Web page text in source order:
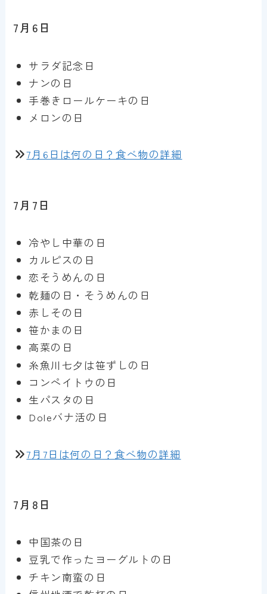
7月6日
サラダ記念日
ナンの日
手巻きロールケーキの日
メロンの日
7月6日は何の日？食べ物の詳細
7月7日
冷やし中華の日
カルピスの日
恋そうめんの日
乾麺の日・そうめんの日
赤しその日
笹かまの日
高菜の日
糸魚川七夕は笹ずしの日
コンペイトウの日
生パスタの日
Doleバナ活の日
7月7日は何の日？食べ物の詳細
7月8日
中国茶の日
豆乳で作ったヨーグルトの日
チキン南蛮の日